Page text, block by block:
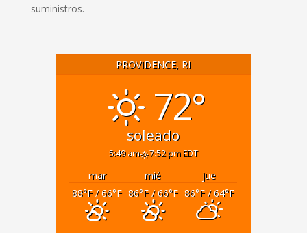
suministros.
PROVIDENCE, RI
72°
soleado
5:49 am 7:52 pm EDT
mar mié
jue
88°F/ 66°F 86°F/ 66°F 86°F/ 64°F